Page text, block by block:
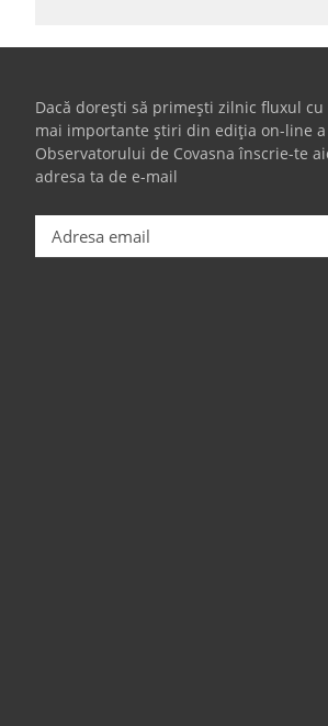
Dacă dorești să primești zilnic fluxul cu
mai importante știri din ediția on-line a
Observatorului de Covasna înscrie-te
adresa ta de e-mail